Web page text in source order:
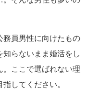
務員男性に向けたもの
らないまま婚活をし
。ここで選ばれない理
してください。